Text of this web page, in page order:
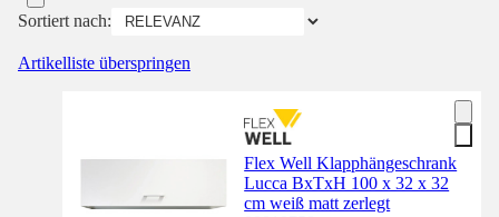
Sortiert nach:
Artikelliste überspringen
Flex Well Klapphängeschrank
Lucca BxTxH 100 x 32 x 32
cm weiß matt zerlegt